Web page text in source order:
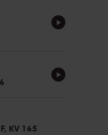
KV 165